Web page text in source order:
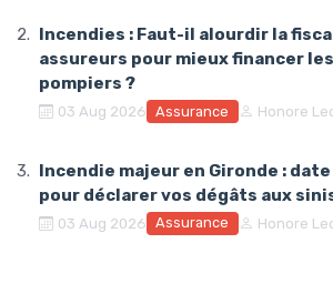
Incendies : Faut-il alourdir la
assureurs pour mieux financer les
pompiers ?
03 Aug 2026 Assurance Honore
Incendie majeur en Gironde :
pour déclarer vos dégâts aux
03 Aug 2026 Assurance Honore